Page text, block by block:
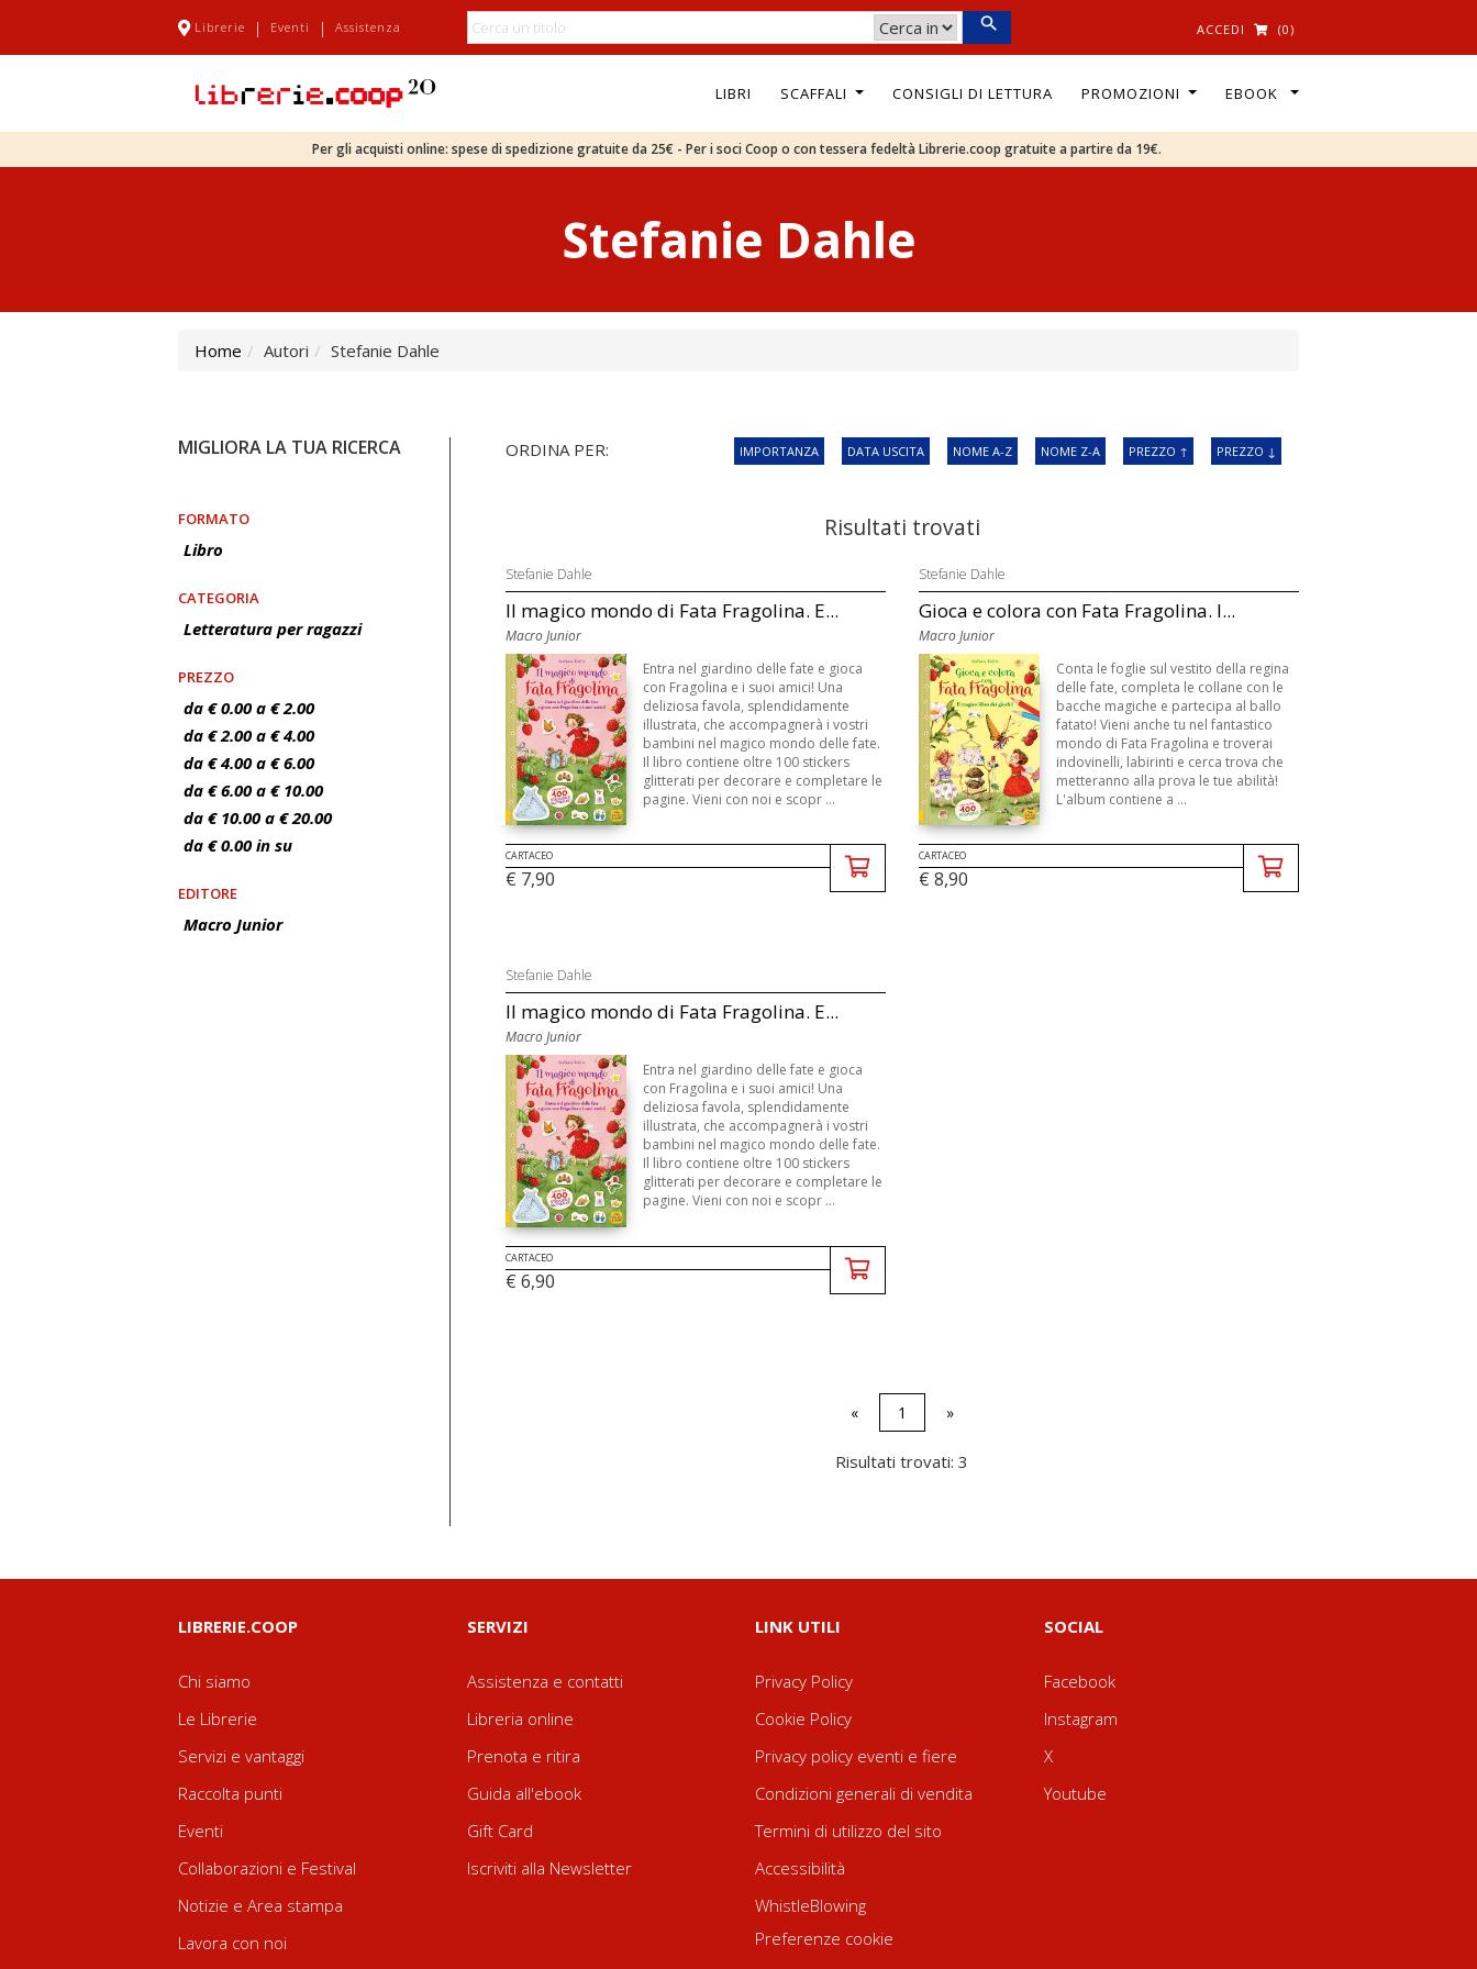
Librerie | Eventi | Assistenza ACCEDI (0)
LIBRI SCAFFALI CONSIGLI DI LETTURA PROMOZIONI EBOOK
Per gli acquisti online: spese di spedizione gratuite da 25€ - Per i soci Coop o con tessera fedeltà Librerie.coop gratuite a partire da 19€.
Stefanie Dahle
Home Autori Stefanie Dahle
MIGLIORA LA TUA RICERCA
FORMATO
Libro
CATEGORIA
Letteratura per ragazzi
PREZZO
da € 0.00 a € 2.00
da € 2.00 a € 4.00
da € 4.00 a € 6.00
da € 6.00 a € 10.00
da € 10.00 a € 20.00
da € 0.00 in su
EDITORE
Macro Junior
ORDINA PER: IMPORTANZA DATA USCITA NOME A-Z NOME Z-A PREZZO ↑ PREZZO ↓
Risultati trovati
Stefanie Dahle
Il magico mondo di Fata Fragolina. E...
Macro Junior
Entra nel giardino delle fate e gioca
con Fragolina e i suoi amici! Una
deliziosa favola, splendidamente
illustrata, che accompagnerà i vostri
bambini nel magico mondo delle fate.
Il libro contiene oltre 100 stickers
glitterati per decorare e completare le
pagine. Vieni con noi e scopr ...
CARTACEO
€ 7,90
Stefanie Dahle
Gioca e colora con Fata Fragolina. I...
Macro Junior
Conta le foglie sul vestito della regina
delle fate, completa le collane con le
bacche magiche e partecipa al ballo
fatato! Vieni anche tu nel fantastico
mondo di Fata Fragolina e troverai
indovinelli, labirinti e cerca trova che
metteranno alla prova le tue abilità!
L'album contiene a ...
CARTACEO
€ 8,90
Stefanie Dahle
Il magico mondo di Fata Fragolina. E...
Macro Junior
Entra nel giardino delle fate e gioca
con Fragolina e i suoi amici! Una
deliziosa favola, splendidamente
illustrata, che accompagnerà i vostri
bambini nel magico mondo delle fate.
Il libro contiene oltre 100 stickers
glitterati per decorare e completare le
pagine. Vieni con noi e scopr ...
CARTACEO
€ 6,90
« 1 »
Risultati trovati: 3
LIBRERIE.COOP
Chi siamo
Le Librerie
Servizi e vantaggi
Raccolta punti
Eventi
Collaborazioni e Festival
Notizie e Area stampa
Lavora con noi
SERVIZI
Assistenza e contatti
Libreria online
Prenota e ritira
Guida all'ebook
Gift Card
Iscriviti alla Newsletter
LINK UTILI
Privacy Policy
Cookie Policy
Privacy policy eventi e fiere
Condizioni generali di vendita
Termini di utilizzo del sito
Accessibilità
WhistleBlowing
Preferenze cookie
SOCIAL
Facebook
Instagram
X
Youtube